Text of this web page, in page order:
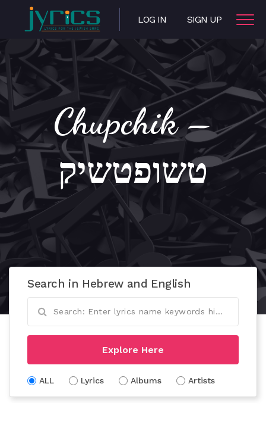
LOG IN SIGN UP
Chupchik –
טשופטשיק
Search in Hebrew and English
Explore Here
ALL Lyrics Albums Artists